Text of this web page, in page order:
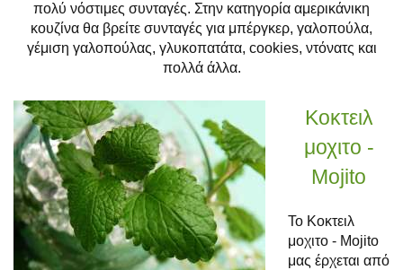
πολύ νόστιμες συνταγές. Στην κατηγορία αμερικάνικη
κουζίνα θα βρείτε συνταγές για μπέργκερ, γαλοπούλα,
γέμιση γαλοπούλας, γλυκοπατάτα, cookies, ντόνατς και
πολλά άλλα.
Κοκτειλ
μοχιτο -
Mojito
Το Κοκτειλ
μοχιτο - Mojito
μας έρχεται από